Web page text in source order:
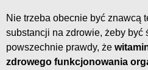
Nie trzeba obecnie być znawcą
substancji na zdrowie, żeby być
powszechnie prawdy, że
zdrowego funkcjonowania